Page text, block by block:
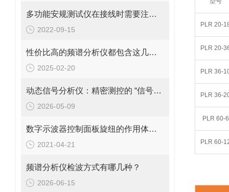
多功能安规测试仪在接线时需要注意什么？
2022-09-15
性价比高的频谱分析仪都包含这几项技术指标
2025-02-20
动态信号分析仪：精密测控的 “信号解码中枢”
2026-05-09
数字示波器控制面板旋纽的作用体现在哪？
2021-04-21
频谱分析仪检波方式有哪几种？
2026-06-15
PLR 20-
PLR 20-
PLR 36-
PLR 36-
PLR 60-6
PLR 60-